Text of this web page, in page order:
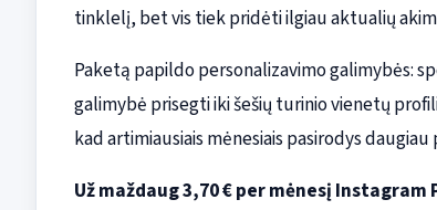
tinklelį, bet vis tiek pridėti ilgiau aktualių
Paketą papildo personalizavimo galimybės:
galimybė prisegti iki šešių turinio vienetų
kad artimiausiais mėnesiais pasirodys
Už maždaug 3,70 € per mėnesį